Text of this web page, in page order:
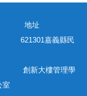
址
621301嘉義縣民
大樓管理學
室